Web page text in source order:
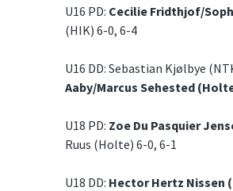
U16 PD: Cecilie Fridthjof/
(HIK) 6-0, 6-4
U16 DD: Sebastian Kjølbye
Aaby/Marcus Sehested
U18 PD: Zoe Du Pasquier
Ruus (Holte) 6-0, 6-1
U18 DD: Hector Hertz Nissen